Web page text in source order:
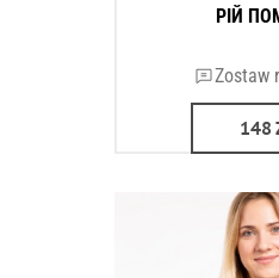
РІЙ
Zostaw
148